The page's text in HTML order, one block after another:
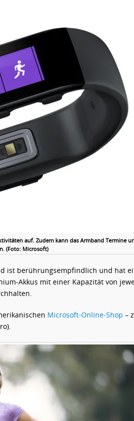
auf. Zudem kann das Armband Termine
(Foto: Microsoft)
ist berührungsempfindlich und hat
Akkus mit einer Kapazität von
Microsoft-Online-Shop –